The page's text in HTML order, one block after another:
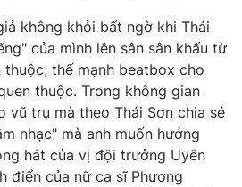
không khỏi bất ngờ khi Thái
của mình lên sân sân khấu từ
thế mạnh beatbox cho
thuộc. Trong không gian
vũ trụ mà theo Thái Sơn chia sẻ
nhạc" mà anh muốn hướng
hát của vị đội trưởng Uyên
điển của nữ ca sĩ Phương